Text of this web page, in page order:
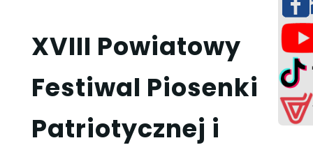
XVIII Powiatowy
Festiwal Piosenki
Patriotycznej i